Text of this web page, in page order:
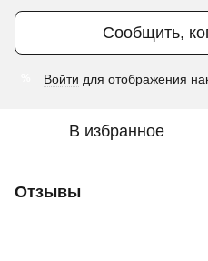
Сообщить,
Войти для отображения
В избранное
Отзывы